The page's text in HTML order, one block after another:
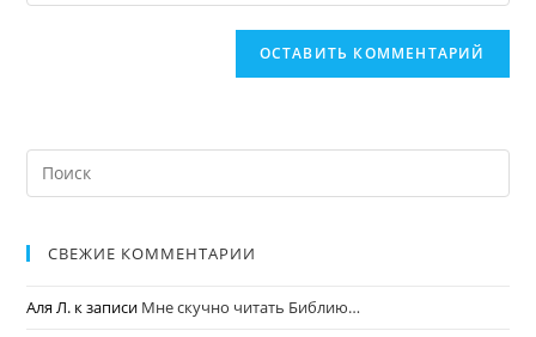
СВЕЖИЕ КОММЕНТАРИИ
Аля Л. к записи Мне скучно читать Библию…